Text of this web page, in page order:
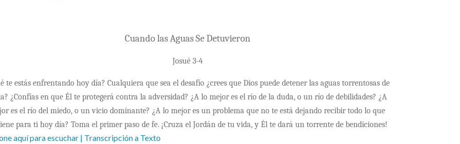
Cuando las Aguas Se Detuvieron
Josué 3-4
te estás enfrentando hoy día? Cualquiera que sea el desafío ¿crees que Dios puede detener las aguas torrentosas de
¿Confías en que Él te protegerá contra la adversidad? ¿A lo mejor es el río de la duda, o un río de debilidades? ¿A
es el río del miedo, o un vicio dominante? ¿A lo mejor es un problema que no te está dejando recibir todo lo que
para ti hoy día? Toma el primer paso de fe. ¡Cruza el Jordán de tu vida, y Él te dará un torrente de bendiciones!
aquí para escuchar | Transcripción a Texto